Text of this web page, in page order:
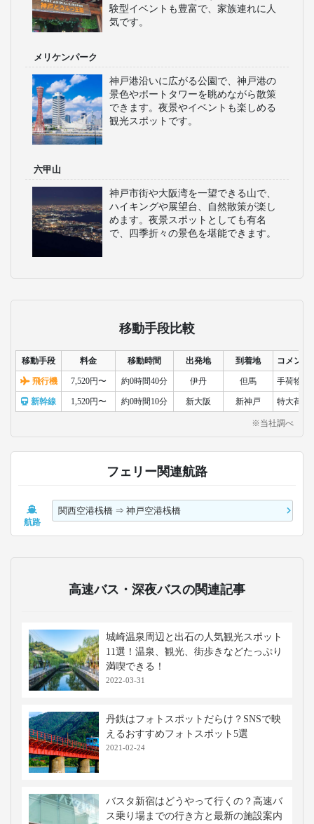
験型イベントも豊富で、家族連れに人
気です。
メリケンパーク
神戸港沿いに広がる公園で、神戸港の
景色やポートタワーを眺めながら散策
できます。夜景やイベントも楽しめる
観光スポットです。
六甲山
神戸市街や大阪湾を一望できる山で、
ハイキングや展望台、自然散策が楽し
めます。夜景スポットとしても有名
で、四季折々の景色を堪能できます。
移動手段比較
移動手段 料金 移動時間 出発地 到着地 コメント
飛行機 7,520円〜 約0時間40分 伊丹 但馬 手荷物検
新幹線 1,520円〜 約0時間10分 新大阪 新神戸 特大荷物
※当社調べ
フェリー関連航路
航路
関西空港桟橋 ⇒神戸空港桟橋
高速バス・深夜バスの関連記事
城崎温泉周辺と出石の人気観光スポット
11選！温泉、観光、街歩きなどたっぷり
満喫できる！
2022-03-31
丹鉄はフォトスポットだらけ？SNSで映
えるおすすめフォトスポット5選
2021-02-24
バスタ新宿はどうやって行くの？高速バ
ス乗り場までの行き方と最新の施設案内